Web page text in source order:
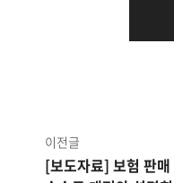
이전글
[보도자료] 보험 판매